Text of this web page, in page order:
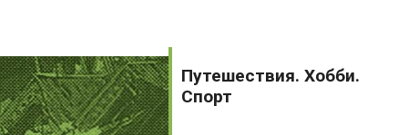
Путешествия.
Хобби.
Спорт
Путешествия. Хобби.
Спорт